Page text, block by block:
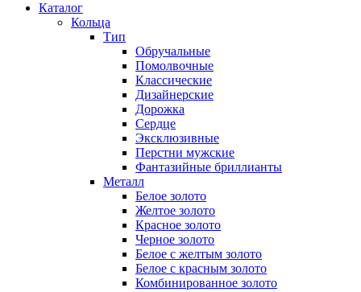
Каталог
Кольца
Тип
Обручальные
Помолвочные
Классические
Дизайнерские
Дорожка
Сердце
Эксклюзивные
Перстни мужские
Фантазийные бриллианты
Металл
Белое золото
Желтое золото
Красное золото
Черное золото
Белое с желтым золото
Белое с красным золото
Комбинированное золото